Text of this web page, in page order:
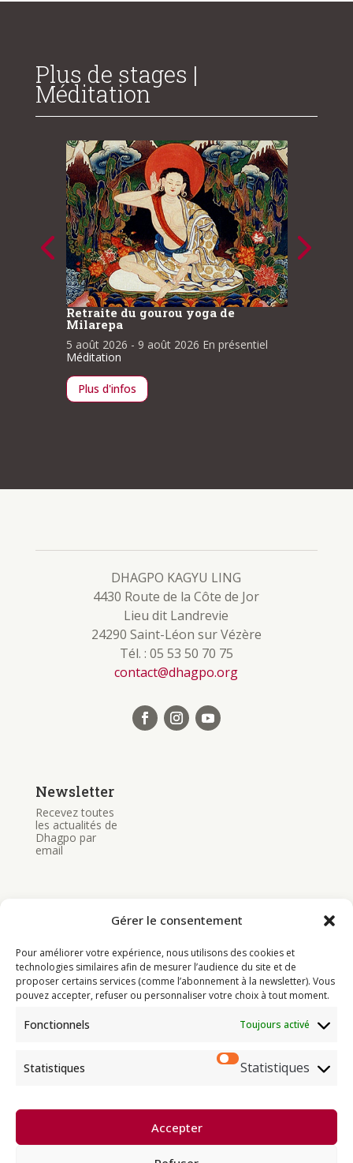
Gérer le consentement
Pour améliorer votre expérience, nous utilisons des cookies et
technologies similaires afin de mesurer l’audience du site et de
proposer certains services (comme l’abonnement à la newsletter). Vous
pouvez accepter, refuser ou personnaliser votre choix à tout moment.
Fonctionnels Toujours activé
Statistiques Statistiques
Accepter
Plus de stages |
Méditation
du gourou yoga de
- 9 août 2026En présentiel
Clarté et compassion
13 août 2026
DHAGPO KAGYU LING
4430 Route de la Côte de Jor
Lieu dit Landrevie
24290 Saint-Léon sur Vézère
Tél. : 05 53 50 70 75
contact@dhagpo.org
Newsletter
Recevez toutes
les actualités de
Dhagpo par
email
Bouddhisme
Programme
Soutenir
Dhagpo Kagyu Ling, sous la